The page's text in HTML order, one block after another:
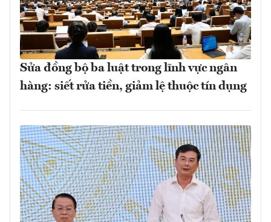
Sửa đồng bộ ba luật trong lĩnh vực ngân
hàng: siết rửa tiền, giảm lệ thuộc tín dụng